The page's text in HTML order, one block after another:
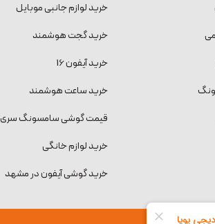
خرید لوازم جانبی موبایل
خرید گجت هوشمند
خرید آیفون 16
خرید ساعت هوشمند
قیمت گوشی سامسونگ سری S
خرید لوازم خانگی
خرید گوشی آیفون در مشهد